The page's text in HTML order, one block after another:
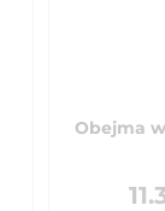
Obejma